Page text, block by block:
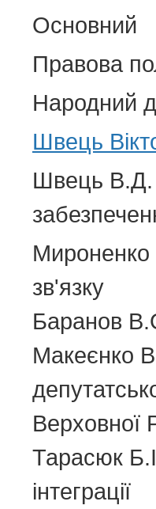
Основний
Правова
Народний
Швець
Швець В.Д.
Мироненко
зв'язку
Баранов
Макеєнко
Верховної
Тарасюк
інтеграції